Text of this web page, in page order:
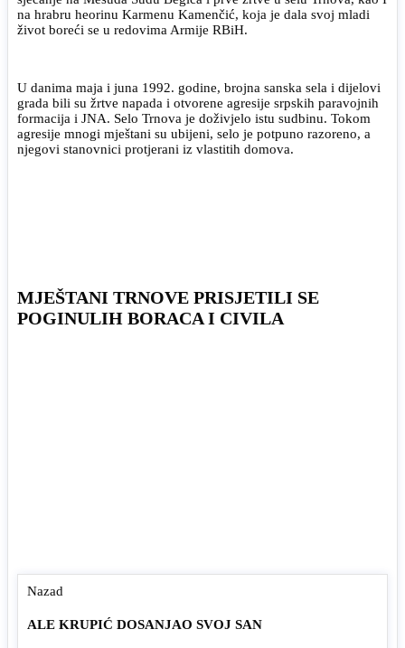
na hrabru heorinu Karmenu Kamenčić, koja je dala svoj mladi
život boreći se u redovima Armije RBiH.
U danima maja i juna 1992. godine, brojna sanska sela i dijelovi
grada bili su žrtve napada i otvorene agresije srpskih paravojnih
formacija i JNA. Selo Trnova je doživjelo istu sudbinu. Tokom
agresije mnogi mještani su ubijeni, selo je potpuno razoreno, a
njegovi stanovnici protjerani iz vlastitih domova.
MJEŠTANI TRNOVE PRISJETILI SE
POGINULIH BORACA I CIVILA
Nazad
ALE KRUPIĆ DOSANJAO SVOJ SAN